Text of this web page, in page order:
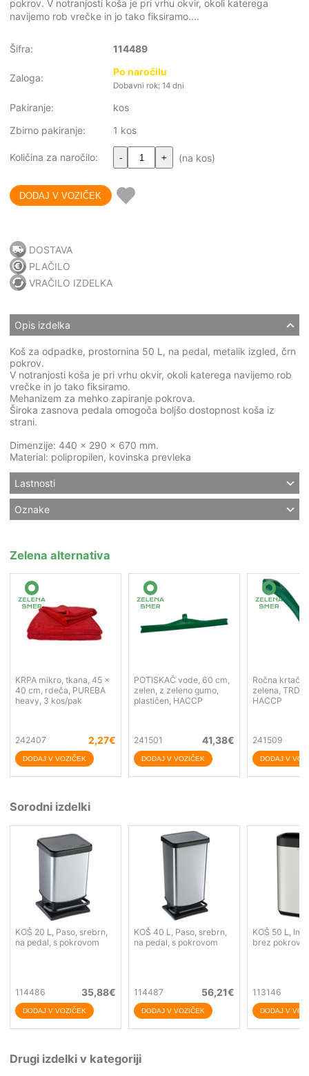
pokrov. V notranjosti koša je pri vrhu okvir, okoli katerega
navijemo rob vrečke in jo tako fiksiramo....
Šifra: 114489
Zaloga:
Po naročilu
Dobavni rok: 14 dni
Pakiranje:
kos
Zbirno pakiranje:
1 kos
Količina za naročilo: - + (na kos)
DOSTAVA
PLAČILO
VRAČILO IZDELKA
Opis izdelka
Koš za odpadke, prostornina 50 L, na pedal, metalik izgled, črn
pokrov.
V notranjosti koša je pri vrhu okvir, okoli katerega navijemo rob
vrečke in jo tako fiksiramo.
Mehanizem za mehko zapiranje pokrova.
Široka zasnova pedala omogoča boljšo dostopnost koša iz
strani.
Dimenzije: 440 x 290 x 670 mm.
Material: polipropilen, kovinska prevleka
Lastnosti
Oznake
Zelena alternativa
KRPA mikro, tkana, 45 x
40 cm, rdeča, PUREBA
heavy, 3 kos/pak
242407 2,27€
POTISKAČ vode, 60 cm,
zelen, z zeleno gumo,
plastičen, HACCP
241501 41,38€
Ročna krtača,
zelena, TRDA,
HACCP
241509
Sorodni izdelki
KOŠ 20 L, Paso, srebrn,
na pedal, s pokrovom
114486 35,88€
KOŠ 40 L, Paso, srebrn,
na pedal, s pokrovom
114487 56,21€
KOŠ 50 L,
brez pokrova,
113146
Drugi izdelki v kategoriji